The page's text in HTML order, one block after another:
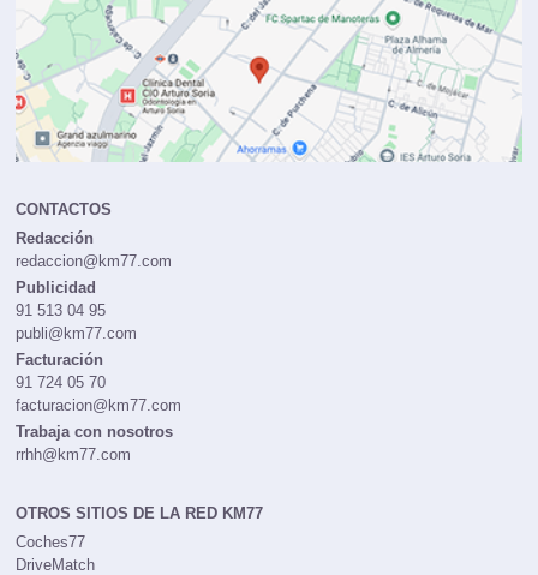
CONTACTOS
Redacción
redaccion@km77.com
Publicidad
91 513 04 95
publi@km77.com
Facturación
91 724 05 70
facturacion@km77.com
Trabaja con nosotros
rrhh@km77.com
OTROS SITIOS DE LA RED KM77
Coches77
DriveMatch